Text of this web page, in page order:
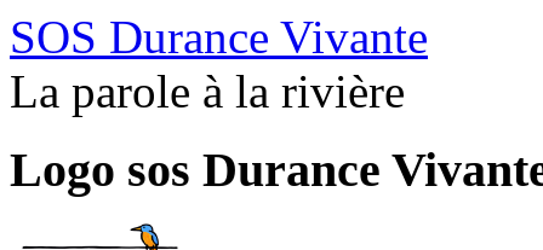
SOS Durance Vivante
La parole à la rivière
Logo sos Durance